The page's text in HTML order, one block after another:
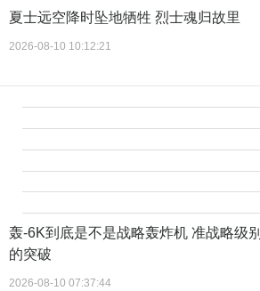
夏士远空降时坠地牺牲 烈士魂归故里
2026-08-10 10:12:21
轰-6K到底是不是战略轰炸机 准战略级别
的突破
2026-08-10 07:37:44